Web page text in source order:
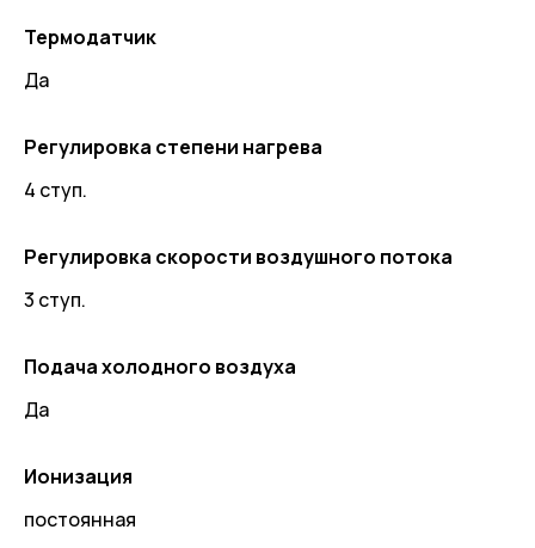
Термодатчик
Да
Регулировка степени нагрева
4 ступ.
Регулировка скорости воздушного потока
3 ступ.
Подача холодного воздуха
Да
Ионизация
постоянная